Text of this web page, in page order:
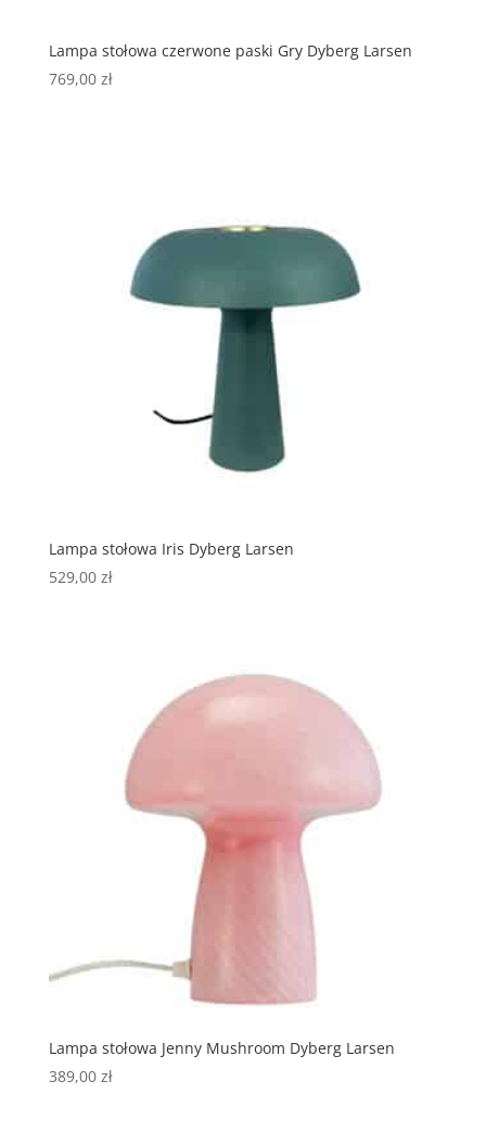
Lampa stołowa czerwone paski Gry Dyberg Larsen
769,00 zł
Lampa stołowa Iris Dyberg Larsen
529,00 zł
Lampa stołowa Jenny Mushroom Dyberg Larsen
389,00 zł